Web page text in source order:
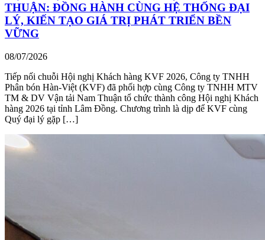
THUẬN: ĐỒNG HÀNH CÙNG HỆ THỐNG ĐẠI
LÝ, KIẾN TẠO GIÁ TRỊ PHÁT TRIỂN BỀN
VỮNG
08/07/2026
Tiếp nối chuỗi Hội nghị Khách hàng KVF 2026, Công ty TNHH
Phân bón Hàn-Việt (KVF) đã phối hợp cùng Công ty TNHH MTV
TM & DV Vận tải Nam Thuận tổ chức thành công Hội nghị Khách
hàng 2026 tại tỉnh Lâm Đồng. Chương trình là dịp để KVF cùng
Quý đại lý gặp […]